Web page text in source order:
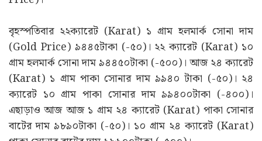
বৃহস্পতিবার ২২ক্যারেট (Karat) ১ গ্ৰাম হলমার্ক সোনা দাম
(Gold Price) ৯৪৪৫টাকা (-৫০)। ২২ ক্যারেট (Karat) ১০
গ্ৰাম হলমার্ক সোনা দাম ৯৪৪৫০টাকা (-৫০০)। আজ ২৪ ক্যারেট
(Karat) ১ গ্ৰাম পাকা সোনার দাম ৯৯৪০ টাকা (-৫০)। ২৪
ক্যারেট ১০ গ্ৰাম পাকা সোনার দাম ৯৯৪০০টাকা (-৪০০)।
এছাড়াও আজ আজ ১ গ্ৰাম ২৪ ক্যারেট (Karat) পাকা সোনার
বাটের দাম ৯৮৯০টাকা (-৫০)। ১০ গ্ৰাম ২৪ ক্যারেট (Karat)